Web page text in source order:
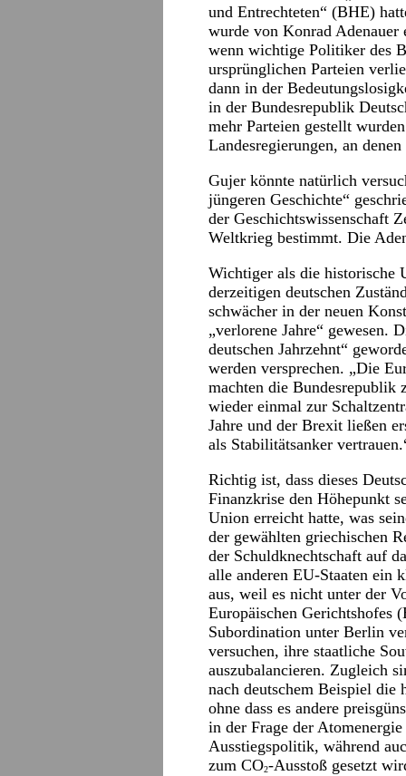
und Entrechteten“ (BHE)
wurde von Konrad
wenn wichtige Politiker des
ursprünglichen Parteien
dann in der
in der Bundesrepublik
mehr Parteien gestellt
Landesregierungen, an
Gujer könnte natürlich
jüngeren Geschichte“
der Geschichtswissenschaft
Weltkrieg bestimmt. Die
Wichtiger als die historische
derzeitigen deutschen
schwächer in der neuen
„verlorene Jahre“ gewesen.
deutschen Jahrzehnt“
werden versprechen. „Die
machten die Bundesrepublik
wieder einmal zur
Jahre und der Brexit ließen
als Stabilitätsanker
Richtig ist, dass dieses
Finanzkrise den Höhepunkt
Union erreicht hatte, was
der gewählten griechischen
der Schuldknechtschaft auf
alle anderen EU-Staaten ein
aus, weil es nicht unter der
Europäischen Gerichtshofes
Subordination unter Berlin
versuchen, ihre staatliche
auszubalancieren. Zugleich
nach deutschem Beispiel die
ohne dass es andere
in der Frage der
Ausstiegspolitik, während
zum CO2-Ausstoß gesetzt